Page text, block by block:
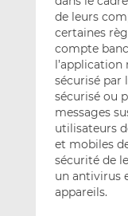
de leurs
certaines
compte
sécurisé par
sécurisé ou
messages
utilisateurs
et mobiles
sécurité de
un antivirus
appareils.